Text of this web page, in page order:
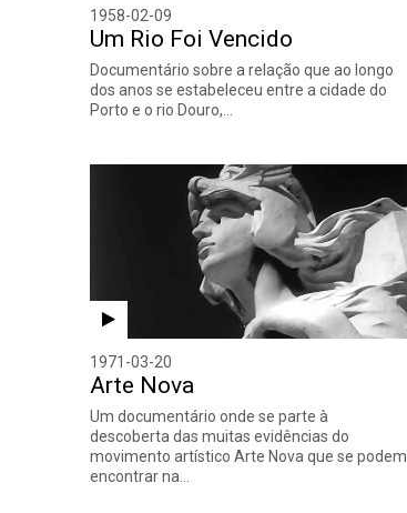
1958-02-09
Um Rio Foi Vencido
Documentário sobre a relação que ao longo
dos anos se estabeleceu entre a cidade do
Porto e o rio Douro,…
1971-03-20
Arte Nova
Um documentário onde se parte à
descoberta das muitas evidências do
movimento artístico Arte Nova que se podem
encontrar na…